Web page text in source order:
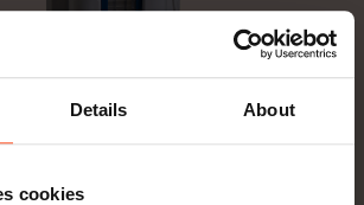
Details About
cookies